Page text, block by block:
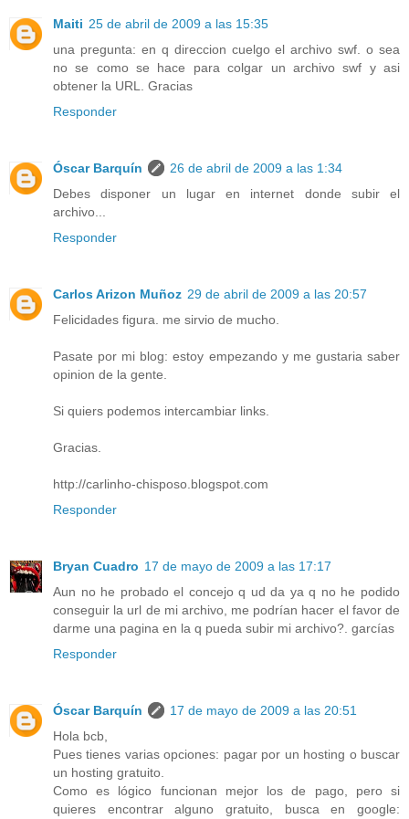
Maiti 25 de abril de 2009 a las 15:35
una pregunta: en q direccion cuelgo el archivo swf. o sea
no se como se hace para colgar un archivo swf y asi
obtener la URL. Gracias
Responder
Óscar Barquín
26 de abril de 2009 a las 1:34
Debes disponer un lugar en internet donde subir el
archivo...
Responder
Carlos Arizon Muñoz 29 de abril de 2009 a las 20:57
Felicidades figura. me sirvio de mucho.
Pasate por mi blog: estoy empezando y me gustaria saber
opinion de la gente.
Si quiers podemos intercambiar links.
Gracias.
http://carlinho-chisposo.blogspot.com
Responder
Bryan Cuadro 17 de mayo de 2009 a las 17:17
Aun no he probado el concejo q ud da ya q no he podido
conseguir la url de mi archivo, me podrían hacer el favor de
darme una pagina en la q pueda subir mi archivo?. garcías
Responder
Óscar Barquín
17 de mayo de 2009 a las 20:51
Hola bcb,
Pues tienes varias opciones: pagar por un hosting o buscar
un hosting gratuito.
Como es lógico funcionan mejor los de pago, pero si
quieres encontrar alguno gratuito, busca en google: